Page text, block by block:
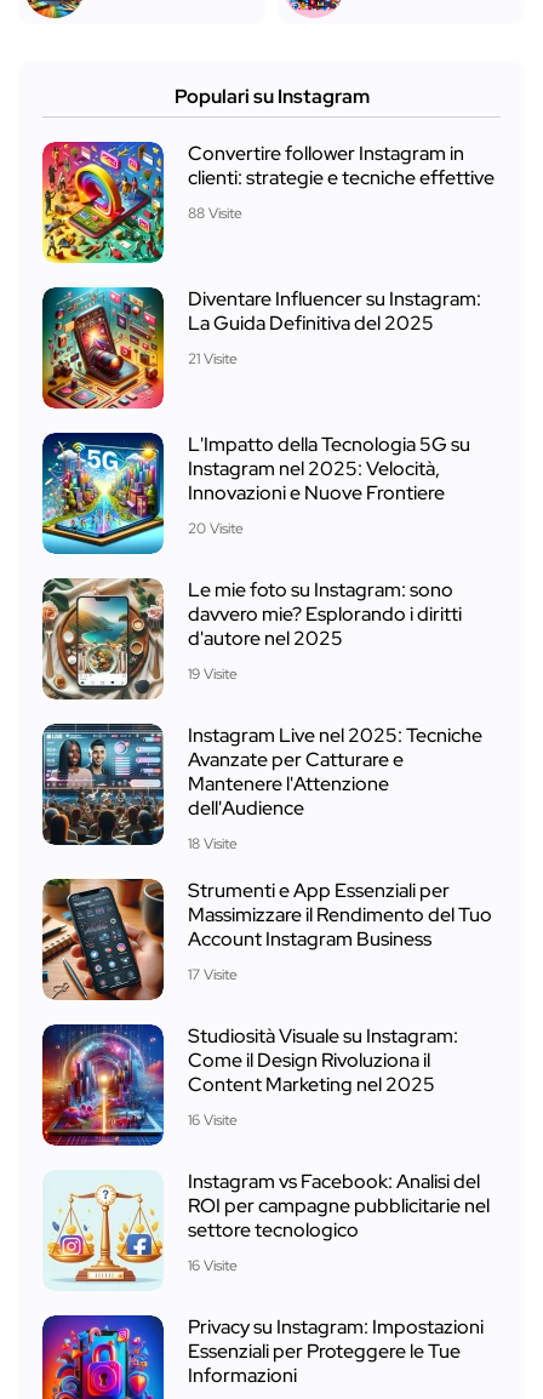
Populari su Instagram
Convertire follower Instagram in
clienti: strategie e tecniche effettive
88 Visite
Diventare Influencer su Instagram:
La Guida Definitiva del 2025
21 Visite
L'Impatto della Tecnologia 5G su
Instagram nel 2025: Velocità,
Innovazioni e Nuove Frontiere
20 Visite
Le mie foto su Instagram: sono
davvero mie? Esplorando i diritti
d'autore nel 2025
19 Visite
Instagram Live nel 2025: Tecniche
Avanzate per Catturare e
Mantenere l'Attenzione
dell'Audience
18 Visite
Strumenti e App Essenziali per
Massimizzare il Rendimento del Tuo
Account Instagram Business
17 Visite
Studiosità Visuale su Instagram:
Come il Design Rivoluziona il
Content Marketing nel 2025
16 Visite
Instagram vs Facebook: Analisi del
ROI per campagne pubblicitarie nel
settore tecnologico
16 Visite
Privacy su Instagram: Impostazioni
Essenziali per Proteggere le Tue
Informazioni